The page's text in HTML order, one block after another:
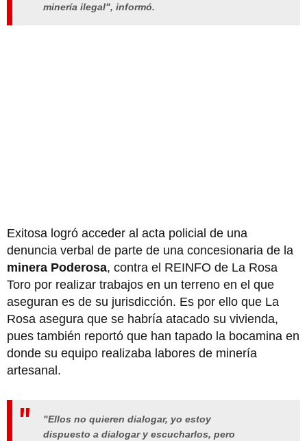
minería ilegal", informó.
Exitosa logró acceder al acta policial de una
denuncia verbal de parte de una concesionaria de la
minera Poderosa, contra el REINFO de La Rosa
Toro por realizar trabajos en un terreno en el que
aseguran es de su jurisdicción. Es por ello que La
Rosa asegura que se habría atacado su vivienda,
pues también reportó que han tapado la bocamina en
donde su equipo realizaba labores de minería
artesanal.
"Ellos no quieren dialogar, yo estoy
dispuesto a dialogar y escucharlos, pero